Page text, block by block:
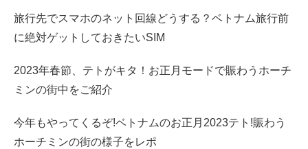
旅行先でスマホのネット回線どうする？ベトナム旅行前
に絶対ゲットしておきたいSIM
2023年春節、テトがキタ！お正月モードで賑わうホーチ
ミンの街中をご紹介
今年もやってくるぞ!ベトナムのお正月2023テト!賑わう
ホーチミンの街の様子をレポ